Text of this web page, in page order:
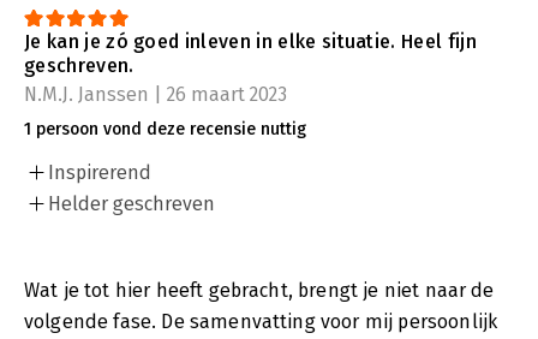
Je kan je zó goed inleven in elke situatie. Heel fijn
geschreven.
N.M.J. Janssen | 26 maart 2023
1 persoon vond deze recensie nuttig
Inspirerend
Helder geschreven
Wat je tot hier heeft gebracht, brengt je niet naar de
volgende fase. De samenvatting voor mij persoonlijk